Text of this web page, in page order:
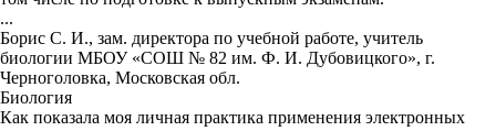
...
Борис С. И., зам. директора по учебной работе, учитель
биологии МБОУ «СОШ № 82 им. Ф. И. Дубовицкого», г.
Черноголовка, Московская обл.
Биология
Как показала моя личная практика применения электронных